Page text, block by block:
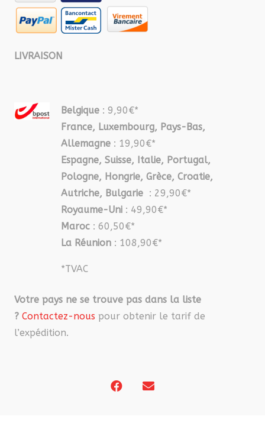
LIVRAISON
Belgique : 9,90€*
France, Luxembourg, Pays-Bas,
Allemagne : 19,90€*
Espagne, Suisse, Italie, Portugal,
Pologne, Hongrie, Grèce, Croatie,
Autriche, Bulgarie : 29,90€*
Royaume-Uni : 49,90€*
Maroc : 60,50€*
La Réunion : 108,90€*
*TVAC
Votre pays ne se trouve pas dans la liste
? Contactez-nous pour obtenir le tarif de
l’expédition.